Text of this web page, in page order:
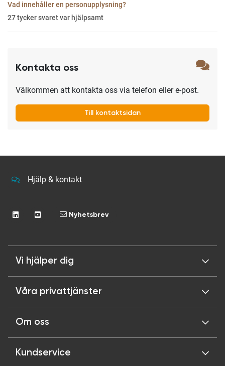
Vad innehåller en personupplysning?
27tycker svaret var hjälpsamt
Kontakta oss
Välkommen att kontakta oss via telefon eller e-post.
Till kontaktsidan
Hjälp & kontakt
Nyhetsbrev
Vi hjälper dig
Våra privattjänster
Om oss
Kundservice